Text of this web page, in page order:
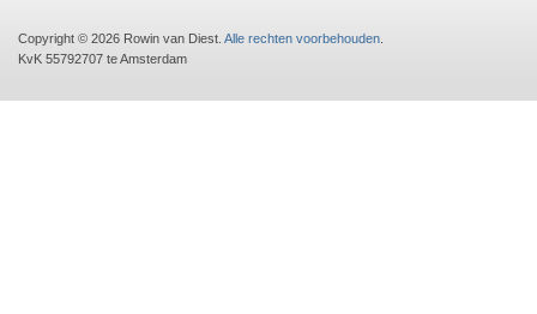
Copyright © 2026 Rowin van Diest. Alle rechten voorbehouden
KvK 55792707 te Amsterdam